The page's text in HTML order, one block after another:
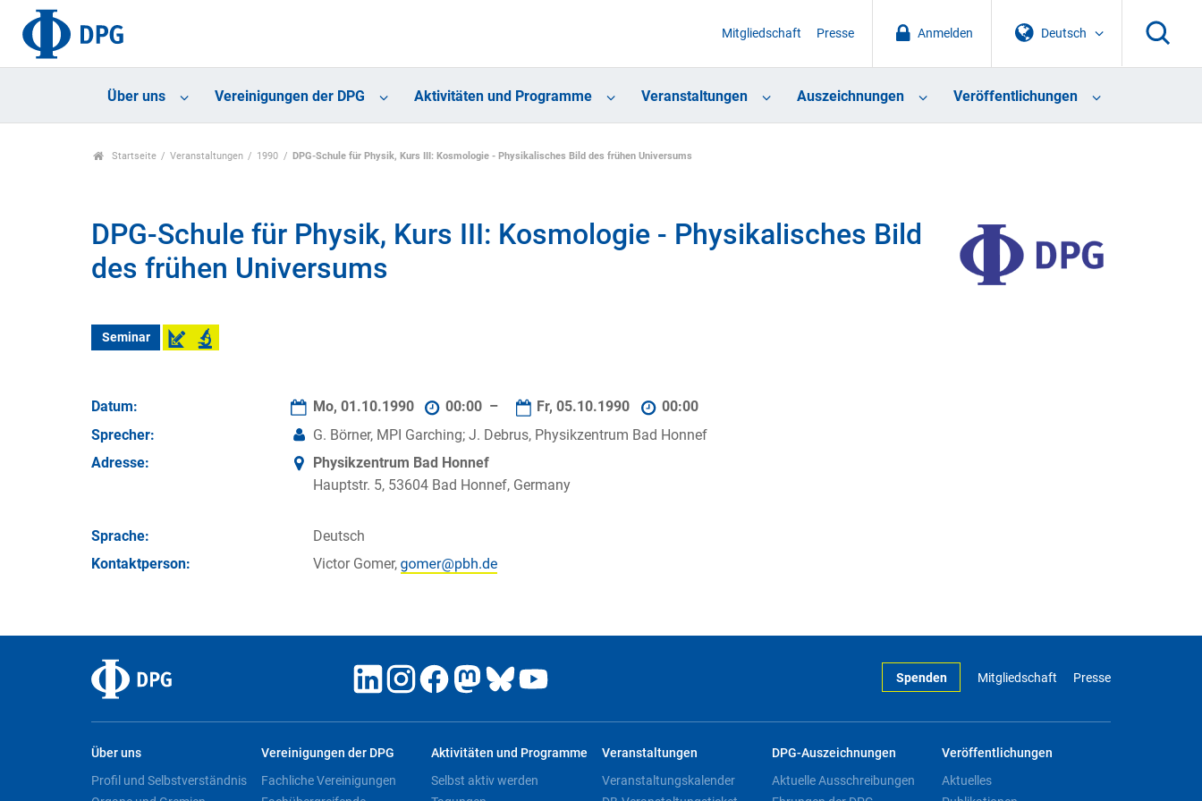
Deutsch
Anmelden
Mitgliedschaft Presse
Über uns Vereinigungen der DPG Aktivitäten und Programme Veranstaltungen Auszeichnungen Veröffentlichungen
Startseite Veranstaltungen 1990 DPG-Schule für Physik, Kurs III: Kosmologie - Physikalisches Bild des frühen Universums
DPG-Schule für Physik, Kurs III: Kosmologie - Physikalisches Bild
des frühen Universums
Seminar
Datum: Mo, 01.10.1990 00:00 – Fr, 05.10.1990
00:00
Sprecher:
G. Börner, MPI Garching; J. Debrus, Physikzentrum Bad Honnef
Adresse:
Physikzentrum Bad Honnef
Hauptstr. 5, 53604 Bad Honnef, Germany
Sprache:
Deutsch
Kontakt­person:
Victor Gomer,
Spenden Mitgliedschaft Presse
Über uns
Profil und Selbstverständnis
Vereinigungen der DPG
Fachliche Vereinigungen
Aktivitäten und Programme
Selbst aktiv werden
Veranstaltungen
Veranstaltungskalender
DPG-Auszeichnungen
Aktuelle Ausschreibungen
Veröffentlichungen
Aktuelles